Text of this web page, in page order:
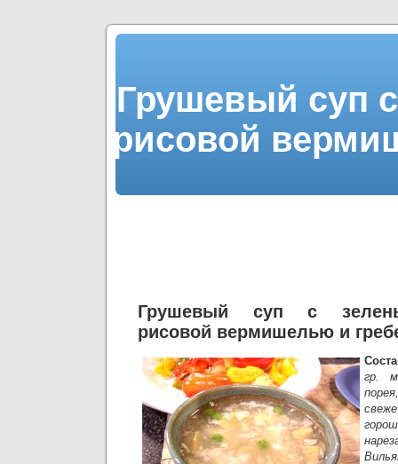
Грушевый суп
рисовой
Грушевый суп с
рисовой вермишелью и
гр.